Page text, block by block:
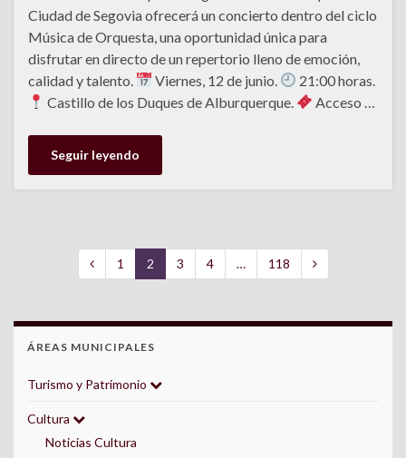
Ciudad de Segovia ofrecerá un concierto dentro del ciclo
Música de Orquesta, una oportunidad única para
disfrutar en directo de un repertorio lleno de emoción,
calidad y talento.
Viernes, 12 de junio.
21:00 horas.
Castillo de los Duques de Alburquerque.
Acceso …
Seguir leyendo
1 2 3 4 … 118
ÁREAS MUNICIPALES
Turismo y Patrimonio
Cultura
Noticias Cultura